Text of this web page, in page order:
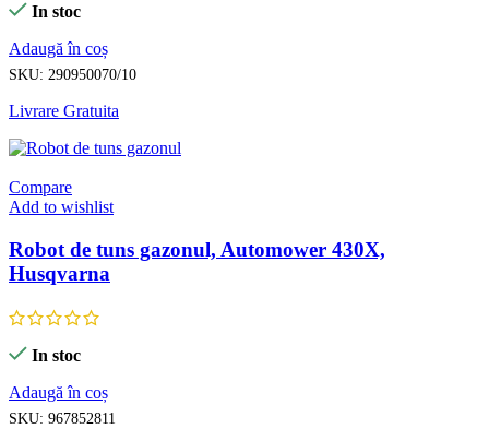
In stoc
Adaugă în coș
SKU: 290950070/10
Livrare Gratuita
Compare
Add to wishlist
Robot de tuns gazonul, Automower 430X,
Husqvarna
In stoc
Adaugă în coș
SKU: 967852811